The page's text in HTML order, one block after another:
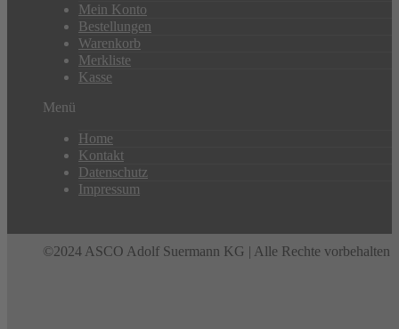
Mein Konto
Bestellungen
Warenkorb
Merkliste
Kasse
Menü
Home
Kontakt
Datenschutz
Impressum
©2024 ASCO Adolf Suermann KG | Alle Rechte vorbehalten